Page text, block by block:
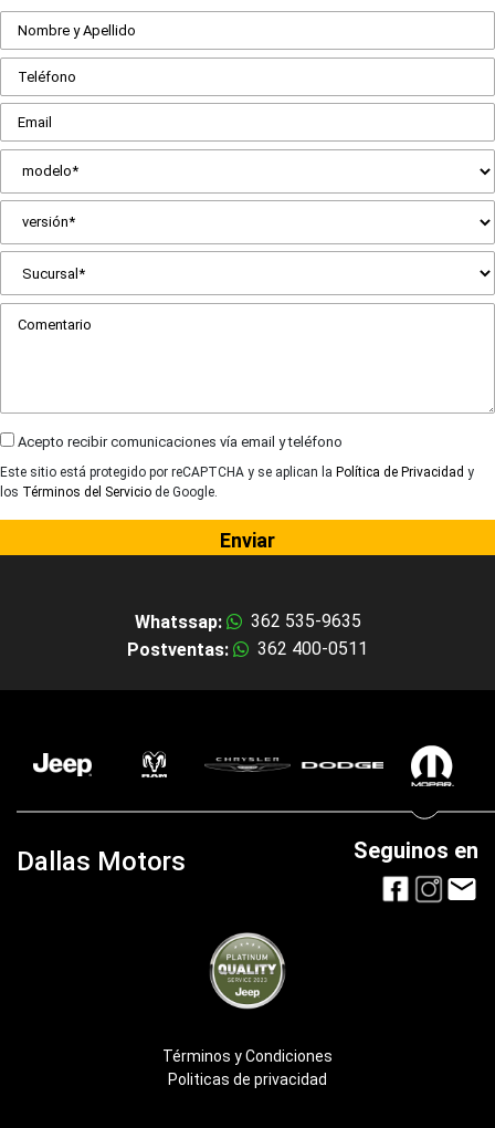
Acepto recibir comunicaciones vía email y teléfono
Este sitio está protegido por reCAPTCHA y se aplican la Política de Privacidad y
los Términos del Servicio de Google.
Enviar
Whatssap:
362 535-9635
Postventas:
362 400-0511
Dallas Motors Seguinos en
Términos y Condiciones
Politicas de privacidad